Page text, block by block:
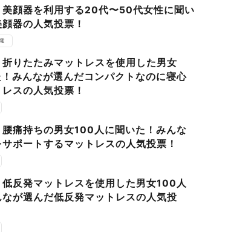
美顔器を利用する20代〜50代女性に聞い
器の人気投票！
折りたたみマットレスを使用した男女
みんなが選んだコンパクトなのに寝心
スの人気投票！
腰痛持ちの男女100人に聞いた！みんな
ポートするマットレスの人気投票！
低反発マットレスを使用した男女100人
が選んだ低反発マットレスの人気投